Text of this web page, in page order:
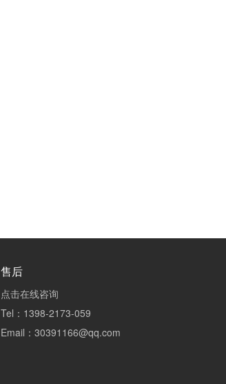
售后
点击在线咨询
Tel：1398-2173-059
Email：30391166@qq.com